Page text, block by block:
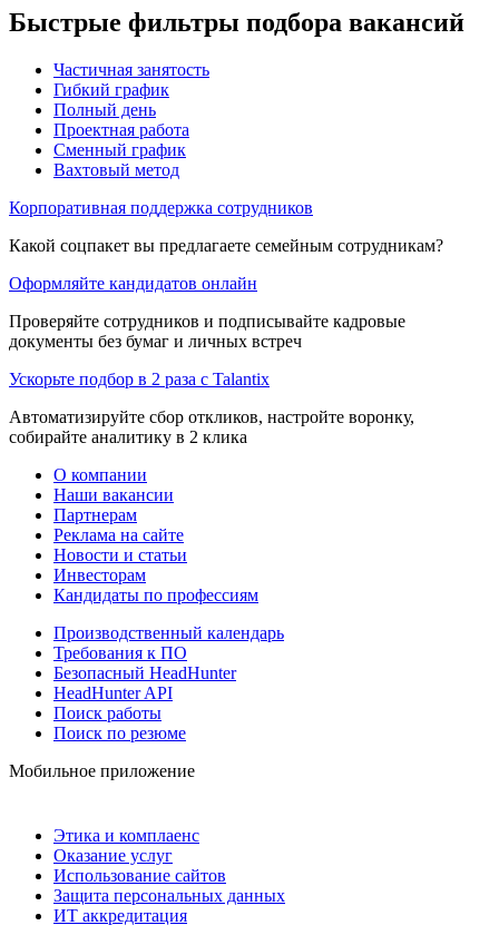
Быстрые фильтры подбора вакансий
Частичная занятость
Гибкий график
Полный день
Проектная работа
Сменный график
Вахтовый метод
Корпоративная поддержка сотрудников
Какой соцпакет вы предлагаете семейным сотрудникам?
Оформляйте кандидатов онлайн
Проверяйте сотрудников и подписывайте кадровые
документы без бумаг и личных встреч
Ускорьте подбор в 2 раза с Talantix
Автоматизируйте сбор откликов, настройте воронку,
собирайте аналитику в 2 клика
О компании
Наши вакансии
Партнерам
Реклама на сайте
Новости и статьи
Инвесторам
Кандидаты по профессиям
Производственный календарь
Требования к ПО
Безопасный HeadHunter
HeadHunter API
Поиск работы
Поиск по резюме
Мобильное приложение
Этика и комплаенс
Оказание услуг
Использование сайтов
Защита персональных данных
ИТ аккредитация